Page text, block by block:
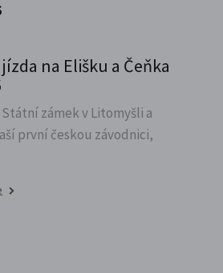
na Elišku a Čeňka
zámek v Litomyšli a
první českou závodnici,